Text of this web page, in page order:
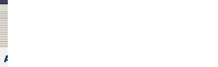
Allianz concede el premio a Mejor Agente